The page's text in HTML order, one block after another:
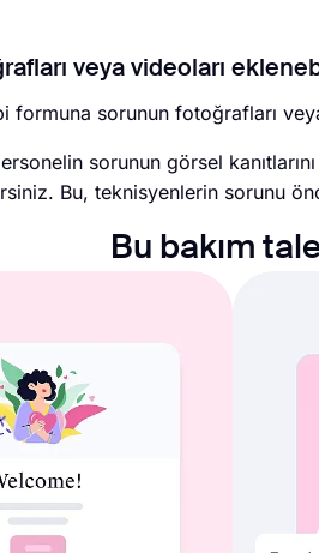
veya videoları
formuna sorunun fotoğrafları
sorunun görsel
Bu, teknisyenlerin sorunu
Bu bakım